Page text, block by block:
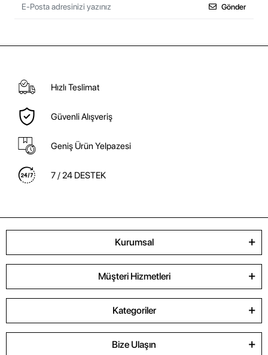
Gönder
Hızlı Teslimat
Güvenli Alışveriş
Geniş Ürün Yelpazesi
7 / 24 DESTEK
Kurumsal
Müşteri Hizmetleri
Kategoriler
Bize Ulaşın